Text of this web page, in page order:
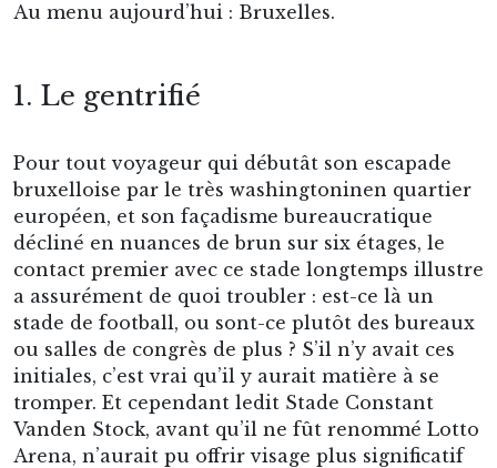
Au menu aujourd’hui : Bruxelles.
1. Le gentrifié
Pour tout voyageur qui débutât son escapade
bruxelloise par le très washingtoninen quartier
européen, et son façadisme bureaucratique
décliné en nuances de brun sur six étages, le
contact premier avec ce stade longtemps illustre
a assurément de quoi troubler : est-ce là un
stade de football, ou sont-ce plutôt des bureaux
ou salles de congrès de plus ? S’il n’y avait ces
initiales, c’est vrai qu’il y aurait matière à se
tromper. Et cependant ledit Stade Constant
Vanden Stock, avant qu’il ne fût renommé Lotto
Arena, n’aurait pu offrir visage plus significatif